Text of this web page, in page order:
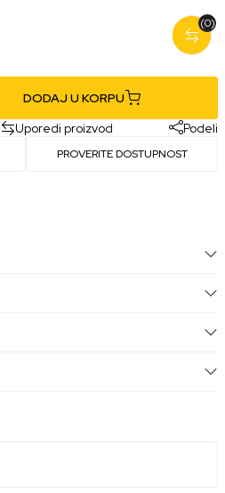
DODAJ U KORPU
Uporedi proizvod Podeli
PROVERITE DOSTUPNOST
(0)